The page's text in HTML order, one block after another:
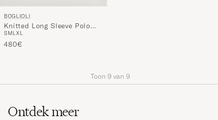
BOGLIOLI
Knitted Long Sleeve Polo
Light Grey
SMLXL
480€
Toon 9 van 9
Ontdek meer